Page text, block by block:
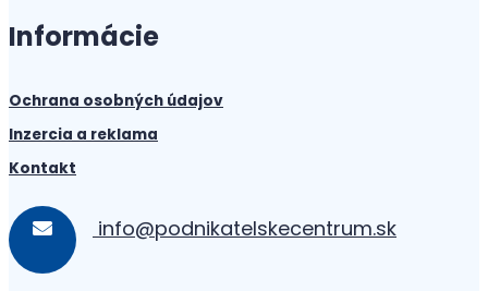
Informácie
Ochrana osobných údajov
Inzercia a reklama
Kontakt
info@podnikatelskecentrum.sk